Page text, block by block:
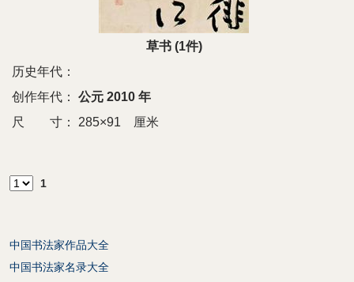
草书 (1件)
历史年代：
创作年代：
公元 2010 年
尺 寸：
285×91 厘米
1
中国书法家作品大全
中国书法家名录大全